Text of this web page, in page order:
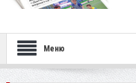
Меню